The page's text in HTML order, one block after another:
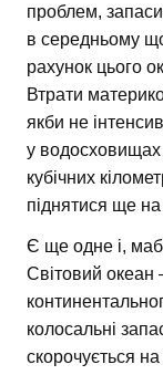
проблем,
в середньому
рахунок цього
Втрати
якби не
у водосховищах
кубічних
піднятися ще
Є ще одне і,
Світовий
колосальні
скорочується на